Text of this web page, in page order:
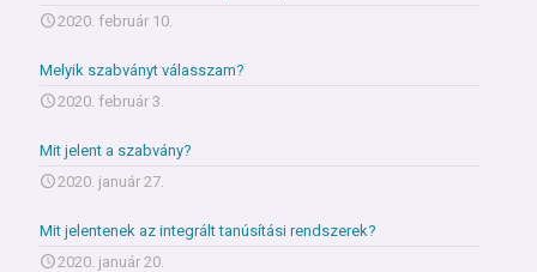
2020. február 10.
Melyik szabványt válasszam?
2020. február 3.
Mit jelent a szabvány?
2020. január 27.
Mit jelentenek az integrált tanúsítási rendszerek?
2020. január 20.